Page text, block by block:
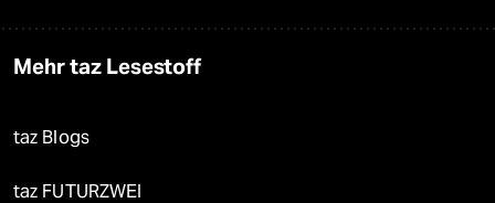
Mehr taz Lesestoff
taz Blogs
taz FUTURZWEI